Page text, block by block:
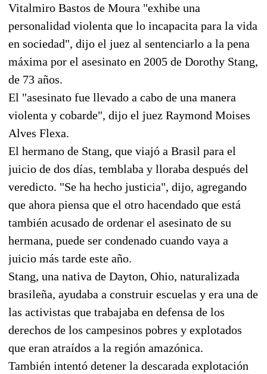
Vitalmiro Bastos de Moura "exhibe una
personalidad violenta que lo incapacita para la vida
en sociedad", dijo el juez al sentenciarlo a la pena
máxima por el asesinato en 2005 de Dorothy Stang,
de 73 años.
El "asesinato fue llevado a cabo de una manera
violenta y cobarde", dijo el juez Raymond Moises
Alves Flexa.
El hermano de Stang, que viajó a Brasil para el
juicio de dos días, temblaba y lloraba después del
veredicto. "Se ha hecho justicia", dijo, agregando
que ahora piensa que el otro hacendado que está
también acusado de ordenar el asesinato de su
hermana, puede ser condenado cuando vaya a
juicio más tarde este año.
Stang, una nativa de Dayton, Ohio, naturalizada
brasileña, ayudaba a construir escuelas y era una de
las activistas que trabajaba en defensa de los
derechos de los campesinos pobres y explotados
que eran atraídos a la región amazónica.
También intentó detener la descarada explotación